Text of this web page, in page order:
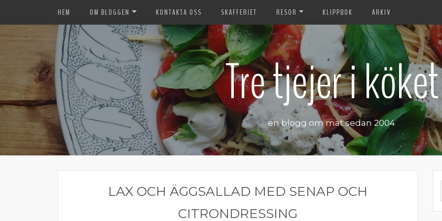
HEM OM BLOGGEN KONTAKTA OSS SKAFFERIET RESOR KLIPPBOK ARKIV
Tre tjejer i köket
en blogg om mat sedan 2004
LAX OCH ÄGGSALLAD MED SENAP OCH
CITRONDRESSING